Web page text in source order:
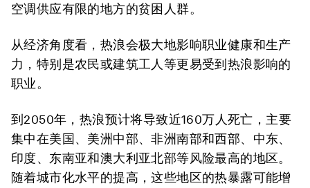
空调供应有限的地方的贫困人群。
从经济角度看，热浪会极大地影响职业健康和生产
力，特别是农民或建筑工人等更易受到热浪影响的
职业。
到2050年，热浪预计将导致近160万人死亡，主要
集中在美国、美洲中部、非洲南部和西部、中东、
印度、东南亚和澳大利亚北部等风险最高的地区。
随着城市化水平的提高，这些地区的热暴露可能增